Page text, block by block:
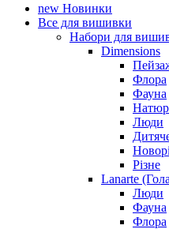
new Новинки
Все для вишивки
Набори для
Dimensions
Флора
Фауна
Люди
Різне
Lanarte
Люди
Фауна
Флора